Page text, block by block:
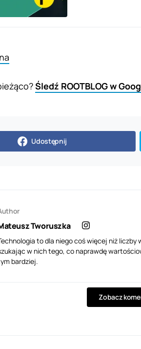
Śledź ROOTBLOG w
Udostępnij
Tworuszka
to dla niego coś więcej niż
w nich tego, co naprawdę
bardziej.
Zobacz